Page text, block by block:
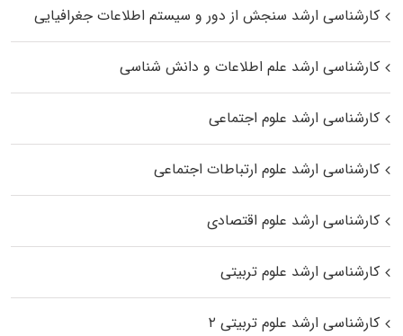
کارشناسی ارشد سنجش از دور و سیستم اطلاعات جغرافیایی
کارشناسی ارشد علم اطلاعات و دانش شناسی
کارشناسی ارشد علوم اجتماعی
کارشناسی ارشد علوم ارتباطات اجتماعی
کارشناسی ارشد علوم اقتصادی
کارشناسی ارشد علوم تربیتی
کارشناسی ارشد علوم تربیتی ۲